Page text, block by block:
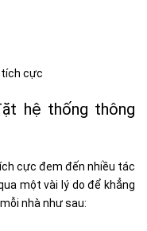
tích cực
hệ thống thông
cực đem đến nhiều tác
một vài lý do để khẳng
nhà như sau: